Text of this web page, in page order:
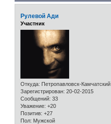
Рулевой Ади
Участник
Откуда: Петропавловск-Камчатский
Зарегистрирован: 20-02-2015
Сообщений: 33
Уважение: +20
Позитив: +27
Пол: Мужской